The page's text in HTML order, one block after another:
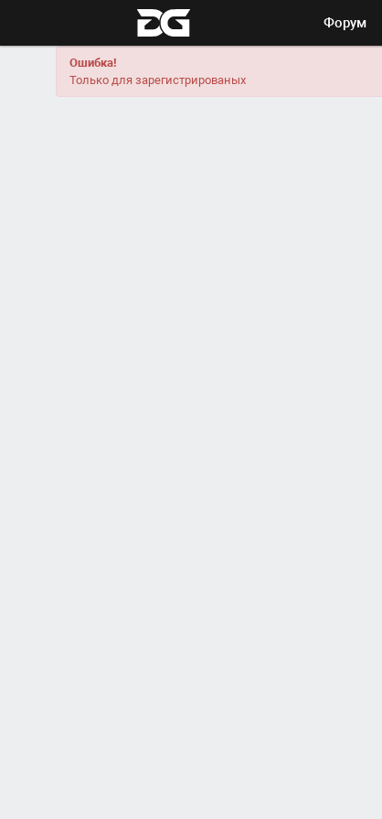
Форум
Ошибка!
Только для зарегистрированых